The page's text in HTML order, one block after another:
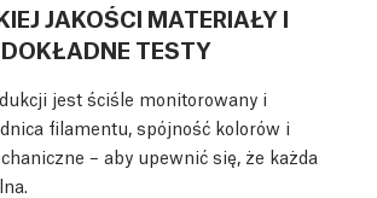
JAKOŚCI MATERIAŁY I
DOKŁADNE TESTY
jest ściśle monitorowany i
filamentu, spójność kolorów i
– aby upewnić się, że każda